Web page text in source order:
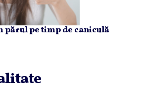
părul pe timp de caniculă